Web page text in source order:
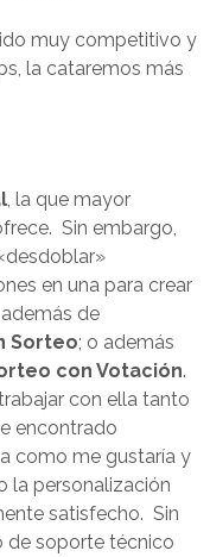
muy competitivo y
la cataremos más
, la que mayor
Sin embargo,
en una para crear
de
Sorteo; o además
con Votación.
con ella tanto
encontrado
como me gustaría y
la personalización
satisfecho. Sin
de soporte técnico